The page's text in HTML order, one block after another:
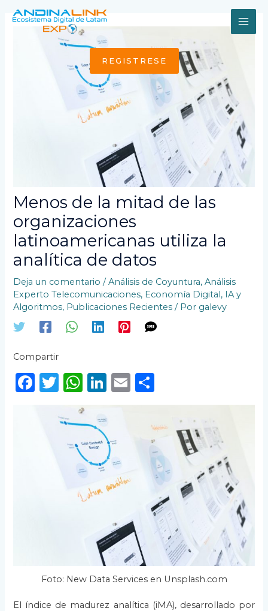
contenido
REGISTRESE
Menos de la mitad de las
organizaciones
latinoamericanas utiliza la
analítica de datos
Deja un comentario /Análisis de Coyuntura,Análisis
Experto Telecomunicaciones, Economía Digital , IA y
Algoritmos, Publicaciones Recientes / Por galevy
Compartir
F
T
it
te
W
h
a
ts
A
p
p
Li
n
k
e
dI
n
E
m
m
p
ar
ti
r
Foto: New Data Services en Unsplash.com
El índice de madurez analítica (iMA), desarrollado por